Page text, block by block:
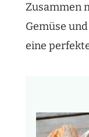
Zusammen
Gemüse
eine